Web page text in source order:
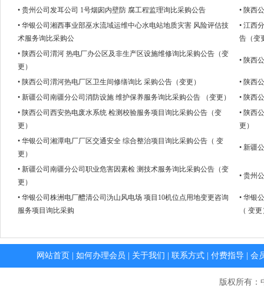
• 贵州公司发耳公司 1号烟囱内壁防 腐工程监理询比采购公告
• 陕西
• 华银公司湘西事业部巫水流域运维中心水电站地质灾害 风险评估技
术服务询比采购公
• 江西
告（变
• 陕西公司渭河 热电厂办公区及非生产区设施维修询比采购公告（变
更）
• 陕西
• 陕西公司渭河热电厂区卫生间修缮询比 采购公告（变更）
• 陕西
• 新疆公司南疆分公司消防设施 维护保养服务询比采购公告 （变更）
• 陕西
• 陕西公司西安热电废水系统 检测校验服务项目询比采购公告（变
更）
• 陕西
更）
• 华银公司湘潭电厂厂区交通安全 综合整治项目询比采购公告（ 变
更）
• 新疆
• 新疆公司南疆分公司职业危害因素检 测技术服务询比采购公告（变
更）
• 贵州
• 华银公司株洲电厂醴清公司沩山风电场 项目10机位点用地变更咨询
服务项目询比采购
• 华银
（ 变
网站首页 如何办理会员 关于我们 联系方式 付费指导 会
版权所有